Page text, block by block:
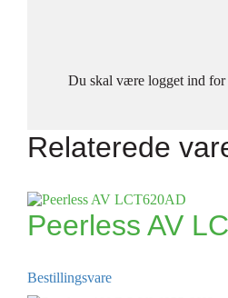
Du skal være logget ind for
Relaterede
Peerless AV
Bestillingsvare